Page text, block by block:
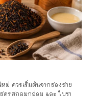
ม่ ควรเริ่มต้นจากสองสาย
ดรสกลมกล่อม และ ใบชา